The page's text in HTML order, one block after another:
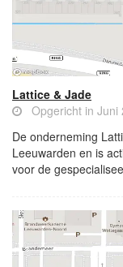
Lattice & Jade
Opgericht in Juni
De onderneming
Leeuwarden en is
voor de